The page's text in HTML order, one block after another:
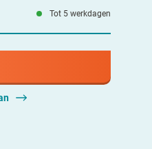
Tot 5 werkdagen